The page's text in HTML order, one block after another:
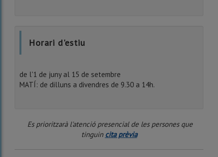
Horari d'estiu
de l'1 de juny al 15 de setembre
MATÍ: de dilluns a divendres de 9.30 a 14h.
Es prioritzarà l'atenció presencial de les persones que
tinguin cita prèvia